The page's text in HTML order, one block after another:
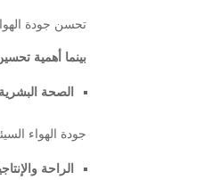
تحسن جودة
بينما أهمية
الصحة
جودة الهواء
الراحة